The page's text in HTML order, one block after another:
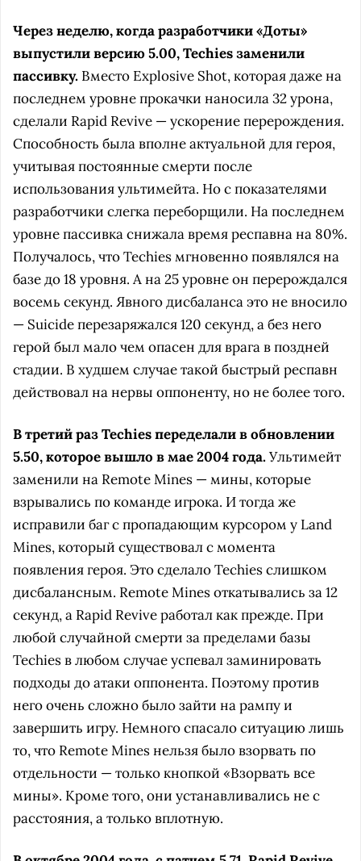
Через неделю, когда разработчики «Доты»
выпустили версию 5.00, Techies заменили
пассивку. Вместо Explosive Shot, которая даже на
последнем уровне прокачки наносила 32 урона,
сделали Rapid Revive — ускорение перерождения.
Способность была вполне актуальной для героя,
учитывая постоянные смерти после
использования ультимейта. Но с показателями
разработчики слегка переборщили. На последнем
уровне пассивка снижала время респавна на 80%.
Получалось, что Techies мгновенно появлялся на
базе до 18 уровня. А на 25 уровне он перерождался
восемь секунд. Явного дисбаланса это не вносило
— Suicide перезаряжался 120 секунд, а без него
герой был мало чем опасен для врага в поздней
стадии. В худшем случае такой быстрый респавн
действовал на нервы оппоненту, но не более того.
В третий раз Techies переделали в обновлении
5.50, которое вышло в мае 2004 года.Ультимейт
заменили на Remote Mines — мины, которые
взрывались по команде игрока. И тогда же
исправили баг с пропадающим курсором у Land
Mines, который существовал с момента
появления героя. Это сделало Techies слишком
дисбалансным. Remote Mines откатывались за 12
секунд, а Rapid Revive работал как прежде. При
любой случайной смерти за пределами базы
Techies в любом случае успевал заминировать
подходы до атаки оппонента. Поэтому против
него очень сложно было зайти на рампу и
завершить игру. Немного спасало ситуацию лишь
то, что Remote Mines нельзя было взорвать по
отдельности — только кнопкой «Взорвать все
мины». Кроме того, они устанавливались не с
расстояния, а только вплотную.